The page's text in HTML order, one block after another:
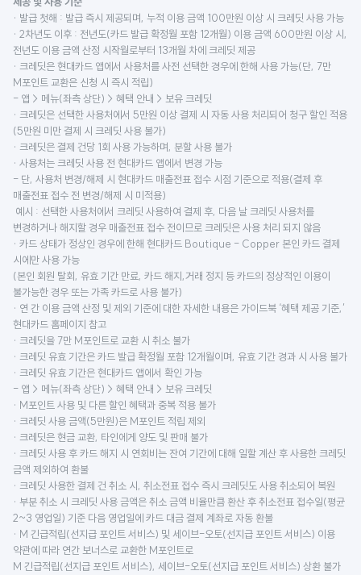
· 발급 첫해 : 발급 즉시 제공되며, 누적 이용 금액 100만원 이상 시 크레딧 사용 가능
· 2차년도 이후 : 전년도(카드 발급 확정월 포함 12개월) 이용 금액 600만원 이상 시,
전년도 이용 금액 산정 시작월로부터 13개월 차에 크레딧 제공
· 크레딧은 현대카드 앱에서 사용처를 사전 선택한 경우에 한해 사용 가능(단, 7만
M포인트 교환은 신청 시 즉시 적립)
- 앱 > 메뉴(좌측 상단) > 혜택 안내 > 보유 크레딧
· 크레딧은 선택한 사용처에서 5만원 이상 결제 시 자동 사용 처리되어 청구 할인 적용
(5만원 미만 결제 시 크레딧 사용 불가)
· 크레딧은 결제 건당 1회 사용 가능하며, 분할 사용 불가
· 사용처는 크레딧 사용 전 현대카드 앱에서 변경 가능
- 단, 사용처 변경/해제 시 현대카드 매출전표 접수 시점 기준으로 적용(결제 후
매출전표 접수 전 변경/해제 시 미적용)
예시 : 선택한 사용처에서 크레딧 사용하여 결제 후, 다음 날 크레딧 사용처를
변경하거나 해지할 경우 매출전표 접수 전이므로 크레딧은 사용 처리 되지 않음
· 카드 상태가 정상인 경우에 한해 현대카드 Boutique - Copper 본인 카드 결제
시에만 사용 가능
(본인 회원 탈회, 유효 기간 만료, 카드 해지,거래 정지 등 카드의 정상적인 이용이
불가능한 경우 또는 가족 카드로 사용 불가)
· 연 간 이용 금액 산정 및 제외 기준에 대한 자세한 내용은 가이드북 ‘혜택 제공 기준,’
현대카드 홈페이지 참고
· 크레딧을 7만 M포인트로 교환 시 취소 불가
· 크레딧 유효 기간은 카드 발급 확정월 포함 12개월이며, 유효 기간 경과 시 사용 불가
· 크레딧 유효 기간은 현대카드 앱에서 확인 가능
- 앱 > 메뉴(좌측 상단) > 혜택 안내 > 보유 크레딧
· M포인트 사용 및 다른 할인 혜택과 중복 적용 불가
· 크레딧 사용 금액(5만원)은 M포인트 적립 제외
· 크레딧은 현금 교환, 타인에게 양도 및 판매 불가
· 크레딧 사용 후 카드 해지 시 연회비는 잔여 기간에 대해 일할 계산 후 사용한 크레딧
금액 제외하여 환불
· 크레딧 사용한 결제 건 취소 시, 취소전표 접수 즉시 크레딧도 사용 취소되어 복원
· 부분 취소 시 크레딧 사용 금액은 취소 금액 비율만큼 환산 후 취소전표 접수일(평균
2~3 영업일) 기준 다음 영업일에 카드 대금 결제 계좌로 자동 환불
· M 긴급적립(선지급 포인트 서비스) 및 세이브-오토(선지급 포인트 서비스) 이용
약관에 따라 연간 보너스로 교환한 M포인트로
M 긴급적립(선지급 포인트 서비스), 세이브-오토(선지급 포인트 서비스) 상환 불가